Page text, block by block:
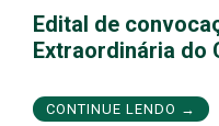
Edital de
Extraordinária do
CONTINUE LENDO →